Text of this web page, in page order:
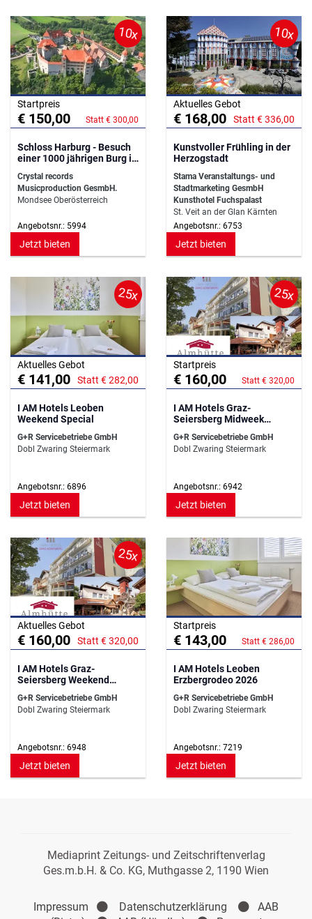
10x
Startpreis
€ 150,00 Statt € 300,00
Schloss Harburg - Besuch
einer 1000 jährigen Burg in
Crystal records
Musicproduction GesmbH.
Mondsee Oberösterreich
Angebotsnr.: 5994
Jetzt bieten
10x
Aktuelles Gebot
€ 168,00 Statt € 336,00
Kunstvoller Frühling in der
Herzogstadt
Stama Veranstaltungs- und
Stadtmarketing GesmbH
Kunsthotel Fuchspalast
St. Veit an der Glan Kärnten
Angebotsnr.: 6753
Jetzt bieten
25x
Aktuelles Gebot
€ 141,00 Statt € 282,00
I AM Hotels Leoben
Weekend Special
G+R Servicebetriebe GmbH
Dobl Zwaring Steiermark
Angebotsnr.: 6896
Jetzt bieten
25x
Startpreis
€ 160,00 Statt € 320,00
I AM Hotels Graz-
Seiersberg Midweek
G+R Servicebetriebe GmbH
Dobl Zwaring Steiermark
Angebotsnr.: 6942
Jetzt bieten
25x
Aktuelles Gebot
€ 160,00 Statt € 320,00
I AM Hotels Graz-
Seiersberg Weekend
G+R Servicebetriebe GmbH
Dobl Zwaring Steiermark
Angebotsnr.: 6948
Jetzt bieten
Startpreis
€ 143,00 Statt € 286,00
I AM Hotels Leoben
Erzbergrodeo 2026
G+R Servicebetriebe GmbH
Dobl Zwaring Steiermark
Angebotsnr.: 7219
Jetzt bieten
Mediaprint Zeitungs- und Zeitschriftenverlag
Ges.m.b.H. & Co. KG, Muthgasse 2, 1190 Wien
Impressum Datenschutzerklärung
AAB